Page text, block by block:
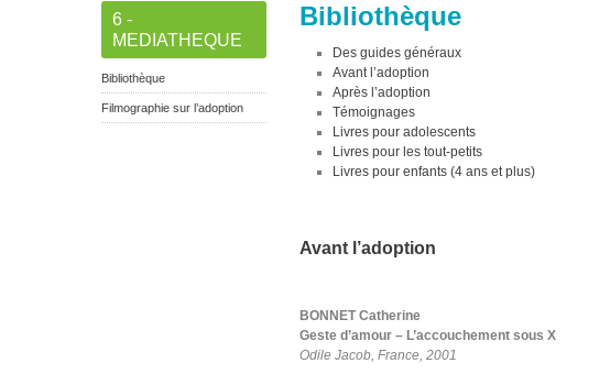
6 -
MEDIATHEQUE
Bibliothèque
Filmographie sur l’adoption
Bibliothèque
Des guides généraux
Avant l’adoption
Après l’adoption
Témoignages
Livres pour adolescents
Livres pour les tout-petits
Livres pour enfants (4 ans et plus)
Avant l’adoption
BONNET Catherine
Geste d’amour – L’accouchement sous X
Odile Jacob, France, 2001